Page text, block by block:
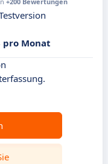
pro Monat